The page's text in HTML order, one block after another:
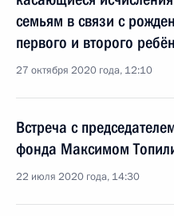
семьям в связи с
первого и второго
27 октября 2020 года, 12:10
Встреча с
фонда Максимом
22 июля 2020 года, 14:30